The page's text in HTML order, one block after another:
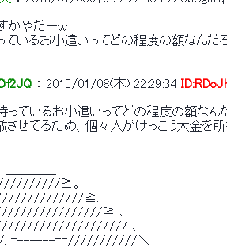
かやだーｗ
ているお小遣いってどの程度の額なんだ
： 2015/01/08(木) 22:29:34
っているお小遣いってどの程度の額なん
せてるため、個々人がけっこう大金を
≧。
≧.
≧ ､
､
==///////////＼